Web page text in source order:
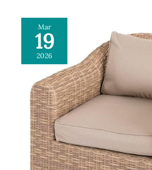
Mar
19
2026
Test
fauteuil
de
jardin
Mooréa
Savana
:
confort
et
style
anti-
rouille